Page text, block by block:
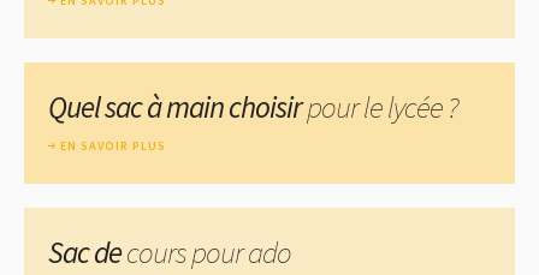
Quel sac à main choisirpour le lycée ?
EN SAVOIR PLUS
Sac decours pour ado